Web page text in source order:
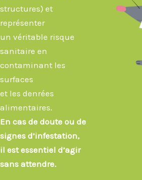
structures) et
représenter
un véritable risque
sanitaire en
contaminant les
surfaces
et les denrées
alimentaires.
En cas de doute ou de
signes d’infestation,
il est essentiel d’agir
sans attendre.